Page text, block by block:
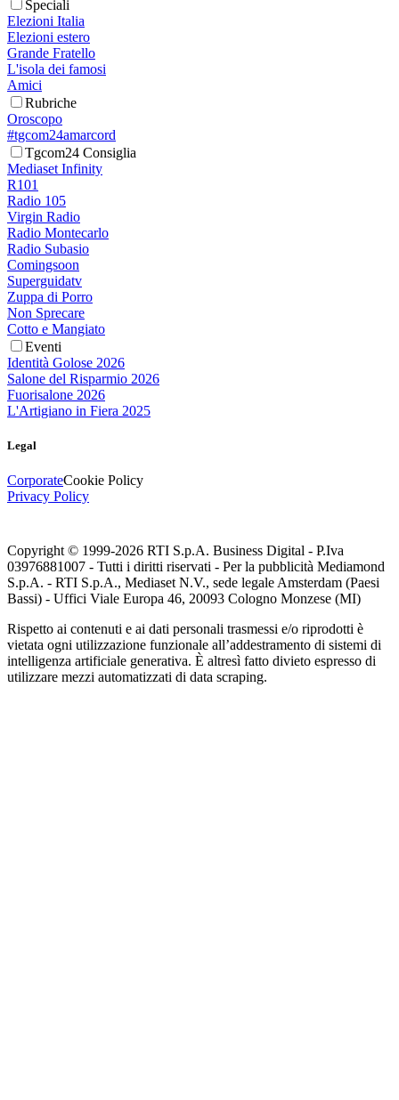
Speciali
Elezioni Italia
Elezioni estero
Grande Fratello
L'isola dei famosi
Amici
Rubriche
Oroscopo
#tgcom24amarcord
Tgcom24 Consiglia
Mediaset Infinity
R101
Radio 105
Virgin Radio
Radio Montecarlo
Radio Subasio
Comingsoon
Superguidatv
Zuppa di Porro
Non Sprecare
Cotto e Mangiato
Eventi
Identità Golose 2026
Salone del Risparmio 2026
Fuorisalone 2026
L'Artigiano in Fiera 2025
Legal
CorporateCookie Policy
Privacy Policy
Copyright © 1999-2026 RTI S.p.A. Business Digital - P.Iva
03976881007 - Tutti i diritti riservati - Per la pubblicità Mediamond
S.p.A. - RTI S.p.A., Mediaset N.V., sede legale Amsterdam (Paesi
Bassi) - Uffici Viale Europa 46, 20093 Cologno Monzese (MI)
Rispetto ai contenuti e ai dati personali trasmessi e/o riprodotti è
vietata ogni utilizzazione funzionale all’addestramento di sistemi di
intelligenza artificiale generativa. È altresì fatto divieto espresso di
utilizzare mezzi automatizzati di data scraping.